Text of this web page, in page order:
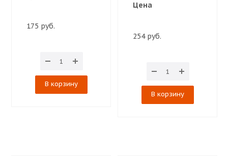
175 руб.
В корзину
Цена
254 руб.
В корзину